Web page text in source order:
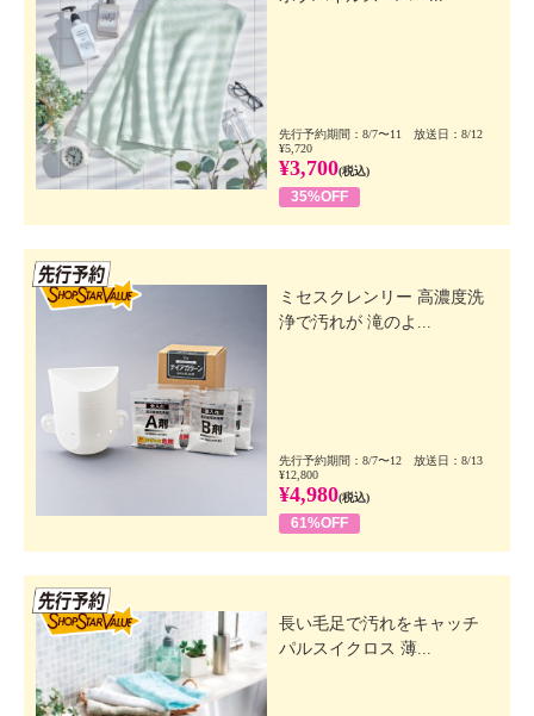
先行予約期間：8/7〜11 放送日：8/12
¥5,720
¥3,700(税込)
35%OFF
ミセスクレンリー 高濃度洗
浄で汚れが 滝のよ...
先行予約期間：8/7〜12 放送日：8/13
¥12,800
¥4,980(税込)
61%OFF
長い毛足で汚れをキャッチ
パルスイクロス 薄...